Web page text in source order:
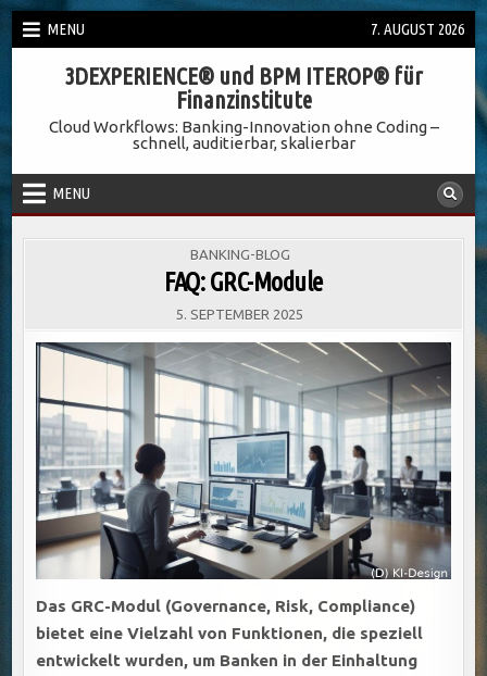
Skip
to
MENU 7. AUGUST 2026
3DEXPERIENCE® und BPM ITEROP® für
Finanzinstitute
Cloud Workflows: Banking-Innovation ohne Coding –
schnell, auditierbar, skalierbar
MENU
POSTED
BANKING-BLOG
FAQ: GRC-Module
5. SEPTEMBER 2025
Das GRC-Modul (Governance, Risk, Compliance)
bietet eine Vielzahl von Funktionen, die speziell
entwickelt wurden, um Banken in der Einhaltung